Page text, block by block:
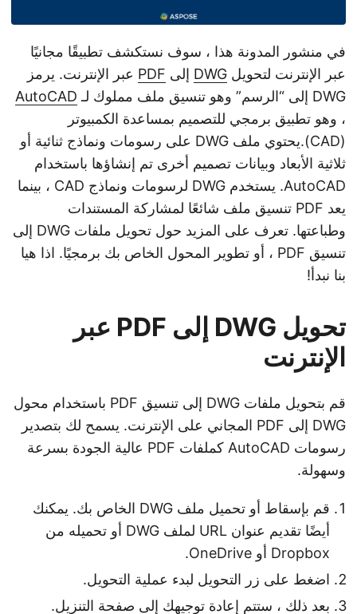
في منشور المدونة هذا ، سوف نستكشف تطبيقًا مجانيًا
عبر الإنترنت لتحويل DWGإلى PDFعبر الإنترنت. يرمز
DWG إلى “الرسم” وهو تنسيق ملف مملوك لـ
AutoCAD
، وهو تطبيق برمجي للتصميم بمساعدة الكمبيوتر
(CAD).يحتوي ملف DWG على رسومات ونماذج ثنائية أو
ثلاثية الأبعاد وبيانات تصميم أخرى تم إنشاؤها باستخدام
AutoCAD. يستخدم DWG لرسومات ونماذج CAD ، بينما
يعد PDF تنسيق ملف شائعًا لمشاركة المستندات
وطباعتها. تعرف على المزيد حول تحويل ملفات DWG إلى
تنسيق PDF ، أو تطوير المحول الخاص بك برمجيًا. اذا هيا
بنا نبدأ!
تحويل DWG إلى PDF عبر
الإنترنت
قم بتحويل ملفات DWG إلى تنسيق PDF باستخدام محول
DWG إلى PDF المجاني على الإنترنت. يسمح لك بتصدير
رسومات AutoCAD كملفات PDF عالية الجودة بسرعة
وسهولة.
قم بإسقاط أو تحميل ملف DWG الخاص بك. يمكنك
أيضًا تقديم عنوان URL لملف DWG أو تحميله من
Dropbox أو OneDrive.
اضغط على زر التحويل لبدء عملية التحويل.
بعد ذلك ، ستتم إعادة توجيهك إلى صفحة التنزيل.